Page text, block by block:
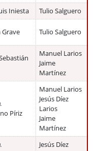
Iniesta Tulio Salguero
Tulio Salguero
Manuel Larios
Jaime
Martínez
Píriz
Manuel Larios
Jesús Díez
Larios
Jaime
Martínez
Jesús Díez